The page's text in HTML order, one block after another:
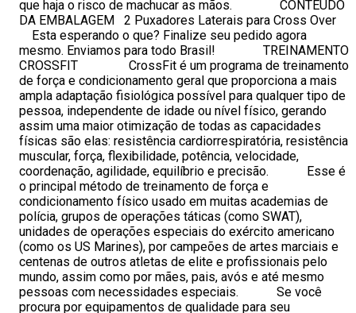
que haja o risco de machucar as mãos. CONTEÚDO
DA EMBALAGEM 2 Puxadores Laterais para Cross Over
Esta esperando o que? Finalize seu pedido agora
mesmo. Enviamos para todo Brasil! TREINAMENTO
CROSSFIT CrossFit é um programa de treinamento
de força e condicionamento geral que proporciona a mais
ampla adaptação fisiológica possível para qualquer tipo de
pessoa, independente de idade ou nível físico, gerando
assim uma maior otimização de todas as capacidades
físicas são elas: resistência cardiorrespiratória, resistência
muscular, força, flexibilidade, potência, velocidade,
coordenação, agilidade, equilíbrio e precisão. Esse é
o principal método de treinamento de força e
condicionamento físico usado em muitas academias de
polícia, grupos de operações táticas (como SWAT),
unidades de operações especiais do exército americano
(como os US Marines), por campeões de artes marciais e
centenas de outros atletas de elite e profissionais pelo
mundo, assim como por mães, pais, avós e até mesmo
pessoas com necessidades especiais. Se você
procura por equipamentos de qualidade para seu